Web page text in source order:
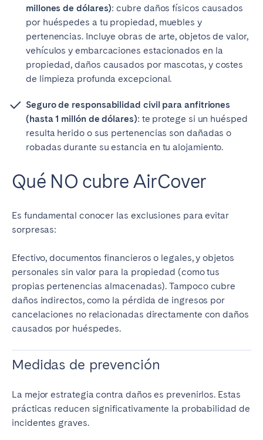
millones de dólares): cubre daños físicos causados
por huéspedes a tu propiedad, muebles y
pertenencias. Incluye obras de arte, objetos de valor,
vehículos y embarcaciones estacionados en la
propiedad, daños causados por mascotas, y costes
de limpieza profunda excepcional.
Seguro de responsabilidad civil para anfitriones
(hasta 1 millón de dólares): te protege si un huésped
resulta herido o sus pertenencias son dañadas o
robadas durante su estancia en tu alojamiento.
Qué NO cubre AirCover
Es fundamental conocer las exclusiones para evitar
sorpresas:
Efectivo, documentos financieros o legales, y objetos
personales sin valor para la propiedad (como tus
propias pertenencias almacenadas). Tampoco cubre
daños indirectos, como la pérdida de ingresos por
cancelaciones no relacionadas directamente con daños
causados por huéspedes.
Medidas de prevención
La mejor estrategia contra daños es prevenirlos. Estas
prácticas reducen significativamente la probabilidad de
incidentes graves.